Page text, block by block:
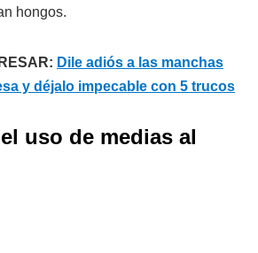
hongos.
Dile adiós a las manchas
y déjalo impecable con 5 trucos
uso de medias al